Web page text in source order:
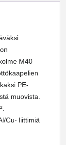
M40
PE-
muovista.
Cu- liittimiä